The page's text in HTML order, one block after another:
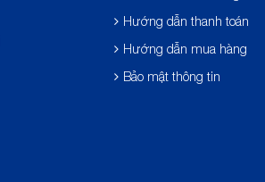
Hướng dẫn thanh toán
Hướng dẫn mua hàng
Bảo mật thông tin